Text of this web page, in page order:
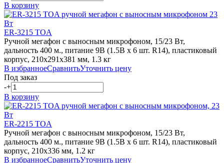
В корзину
ER-3215 TOA
Ручной мегафон с выносным микрофоном, 15/23 Вт,
дальность 400 м., питание 9В (1.5В х 6 шт. R14), пластиковый
корпус, 210х291х381 мм, 1.3 кг
В избранноеСравнитьУточнить цену
Под заказ
-+
В корзину
ER-2215 TOA
Ручной мегафон с выносным микрофоном, 15/23 Вт,
дальность 400 м., питание 9В (1.5В х 6 шт. R14), пластиковый
корпус, 210х336 мм, 1.2 кг
В избранноеСравнитьУточнить цену